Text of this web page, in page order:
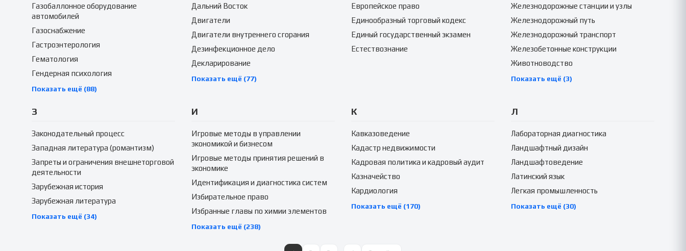
Газобаллонное оборудование
автомобилей
Газоснабжение
Гастроэнтерология
Гематология
Гендерная психология
Показать ещё (88)
Дальний Восток
Двигатели
Двигатели внутреннего сгорания
Дезинфекционное дело
Декларирование
Показать ещё (77)
Европейское право
Единообразный торговый кодекс
Единый государственный экзамен
Естествознание
Железнодорожные станции и узлы
Железнодорожный путь
Железнодорожный транспорт
Железобетонные конструкции
Животноводство
Показать ещё (3)
З
Законодательный процесс
Западная литература (романтизм)
Запреты и ограничения внешнеторговой
деятельности
Зарубежная история
Зарубежная литература
Показать ещё (34)
И
Игровые методы в управлении
экономикой и бизнесом
Игровые методы принятия решений в
экономике
Идентификация и диагностика систем
Избирательное право
Избранные главы по химии элементов
Показать ещё (238)
К
Кавказоведение
Кадастр недвижимости
Кадровая политика и кадровый аудит
Казначейство
Кардиология
Показать ещё (170)
Л
Лабораторная диагностика
Ландшафтный дизайн
Ландшафтоведение
Латинский язык
Легкая промышленность
Показать ещё (30)